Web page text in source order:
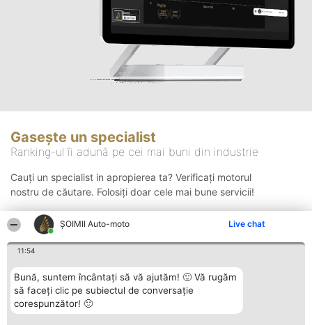
ȘOIMII Auto-moto Live chat
11:54
Bună, suntem încântați să vă ajutăm! 🙂 Vă rugăm
să faceți clic pe subiectul de conversație
corespunzător! 🙂
Gasește un specialist
Ranking-ul îi adună pe cei mai buni din industrie
Cauți un specialist in apropierea ta? Verificați motorul
nostru de căutare. Folosiți doar cele mai bune servicii!